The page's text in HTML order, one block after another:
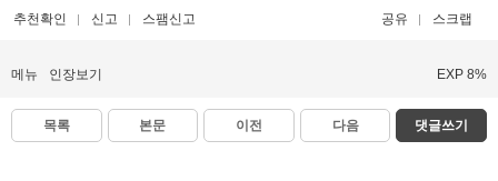
추천확인 신고 스팸신고 공유 스크랩
메뉴 인장보기 EXP 8%
목록 본문 이전 다음 댓글쓰기